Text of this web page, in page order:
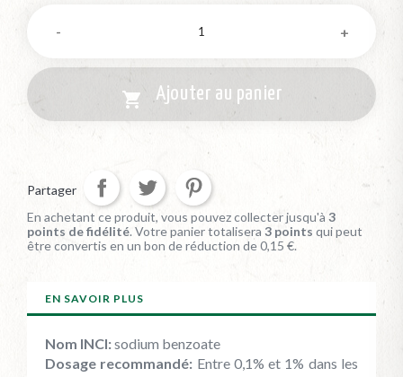
 Ajouter au panier
Partager
En achetant ce produit, vous pouvez collecter jusqu'à 3
points de fidélité. Votre panier totalisera 3 points qui peut
être convertis en un bon de réduction de0,15 €.
EN SAVOIR PLUS
Nom INCI:sodium benzoate
Dosage recommandé: Entre 0,1% et 1% dans les